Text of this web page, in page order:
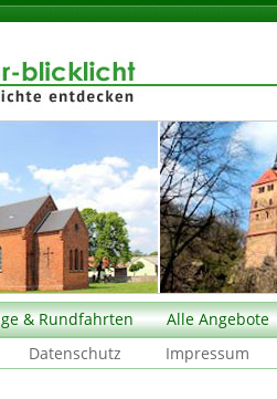
& Rundfahrten
Alle Angebote
Datenschutz Impressum